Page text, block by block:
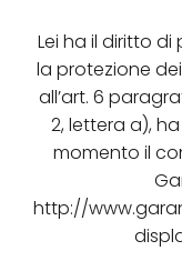
Lei ha il diritto
la protezione
all’art. 6
2, lettera a),
momento il
http://